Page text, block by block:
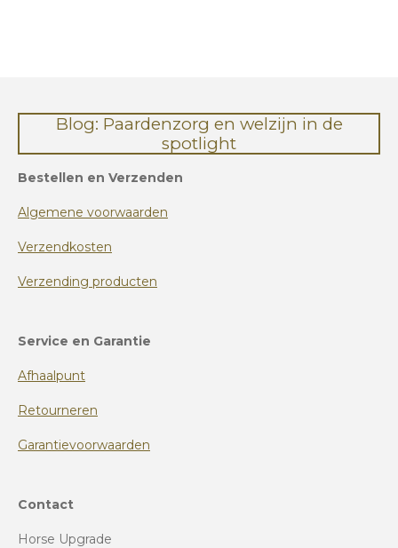
Blog: Paardenzorg en welzijn in de
spotlight
Bestellen en Verzenden
Algemene voorwaarden
Verzendkosten
Verzending producten
Service en Garantie
Afhaalpunt
Retourneren
Garantievoorwaarden
Contact
Horse Upgrade